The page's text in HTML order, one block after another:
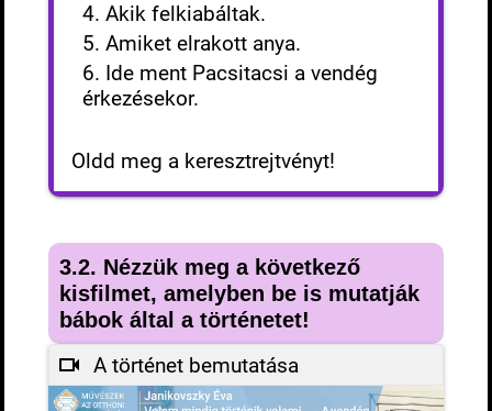
4. Akik felkiabáltak.
5. Amiket elrakott anya.
6. Ide ment Pacsitacsi a vendég
érkezésekor.
Oldd meg a keresztrejtvényt!
3.2. Nézzük meg a következő
kisfilmet, amelyben be is mutatják
bábok által a történetet!
A történet bemutatása